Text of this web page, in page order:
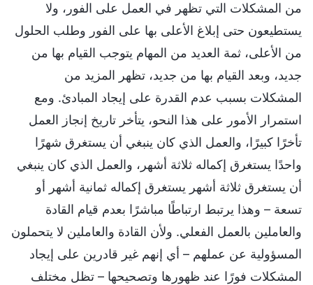
من المشكلات التي تظهر في العمل على الفور، ولا
يستطيعون حتى إبلاغ الأعلى بها على الفور وطلب الحلول
من الأعلى، ثمة العديد من المهام يتوجب القيام بها من
جديد، وبعد القيام بها من جديد، تظهر المزيد من
المشكلات بسبب عدم القدرة على إيجاد المبادئ. ومع
استمرار الأمور على هذا النحو، يتأخر تاريخ إنجاز العمل
تأخرًا كبيرًا، والعمل الذي كان ينبغي أن يستغرق شهرًا
واحدًا يستغرق إكماله ثلاثة أشهر، والعمل الذي كان ينبغي
أن يستغرق ثلاثة أشهر يستغرق إكماله ثمانية أشهر أو
تسعة – وهذا يرتبط ارتباطًا مباشرًا بعدم قيام القادة
والعاملين بالعمل الفعلي. ولأن القادة والعاملين لا يتحملون
المسؤولية عن عملهم – أي إنهم غير قادرين على إيجاد
المشكلات فورًا عند ظهورها وتصحيحها – تظل مختلف